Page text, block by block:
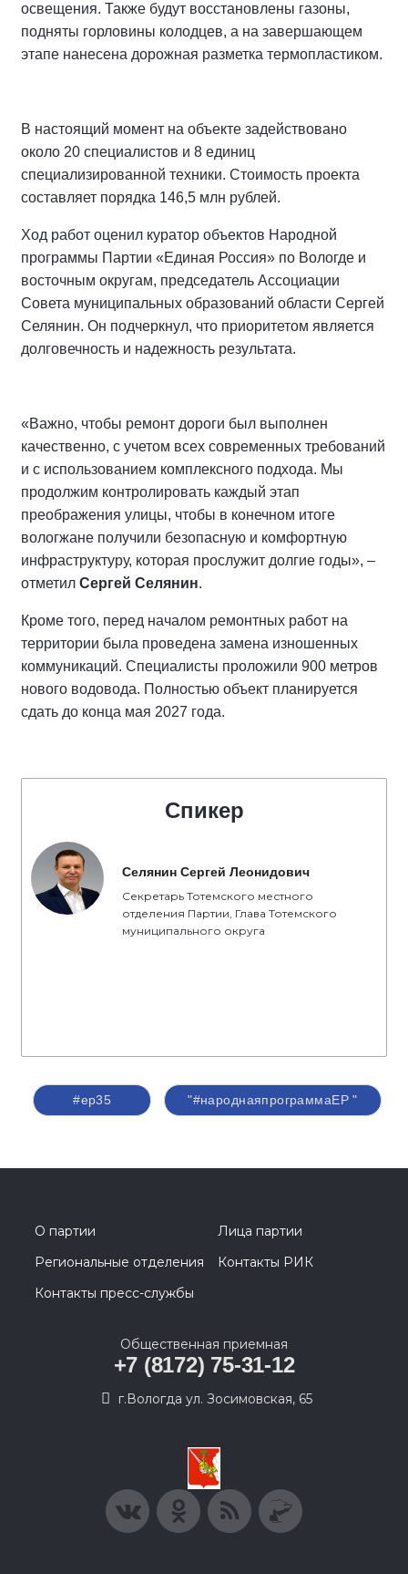
освещения. Также будут восстановлены газоны,
подняты горловины колодцев, а на завершающем
этапе нанесена дорожная разметка термопластиком.
В настоящий момент на объекте задействовано
около 20 специалистов и 8 единиц
специализированной техники. Стоимость проекта
составляет порядка 146,5 млн рублей.
Ход работ оценил куратор объектов Народной
программы Партии «Единая Россия» по Вологде и
восточным округам, председатель Ассоциации
Совета муниципальных образований области Сергей
Селянин. Он подчеркнул, что приоритетом является
долговечность и надежность результата.
«Важно, чтобы ремонт дороги был выполнен
качественно, с учетом всех современных требований
и с использованием комплексного подхода. Мы
продолжим контролировать каждый этап
преображения улицы, чтобы в конечном итоге
вологжане получили безопасную и комфортную
инфраструктуру, которая прослужит долгие годы», –
отметил Сергей Селянин.
Кроме того, перед началом ремонтных работ на
территории была проведена замена изношенных
коммуникаций. Специалисты проложили 900 метров
нового водовода. Полностью объект планируется
сдать до конца мая 2027 года.
Спикер
Селянин Сергей Леонидович
Секретарь Тотемского местного
отделения Партии, Глава Тотемского
муниципального округа
#ер35 "#народнаяпрограммаЕР "
О партии
Лица партии
Региональные отделения
Контакты РИК
Контакты пресс-службы
Общественная приемная
+7 (8172) 75-31-12
г.Вологда ул. Зосимовская, 65